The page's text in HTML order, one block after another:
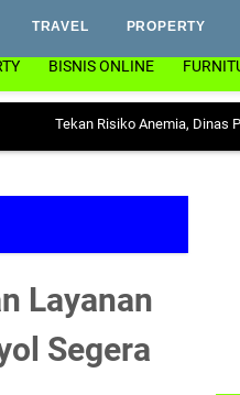
TRAVEL PROPERTY
BISNIS ONLINE
Risiko Anemia, Dinas PP & KB
Layanan
Segera